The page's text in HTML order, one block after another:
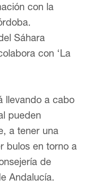
con la
Sáhara
con ‘La
llevando a cabo
pueden
a tener una
bulos en torno a
de
Andalucía.